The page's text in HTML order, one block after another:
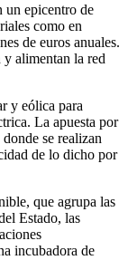
un epicentro de
como en
de euros anuales.
y alimentan la red
y eólica para
La apuesta por
se realizan
de lo dicho por
que agrupa las
Estado, las
incubadora de